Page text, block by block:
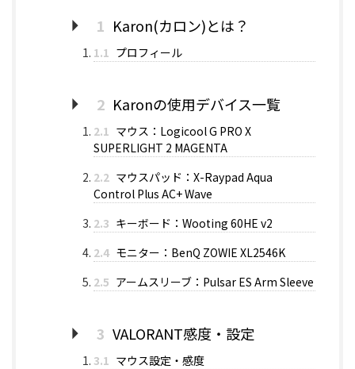
1 Karon(カロン)とは？
1.1 プロフィール
2 Karonの使用デバイス一覧
2.1 マウス：Logicool G PRO X
SUPERLIGHT 2 MAGENTA
2.2 マウスパッド：X-Raypad Aqua
Control Plus AC+ Wave
2.3 キーボード：Wooting 60HE v2
2.4 モニター：BenQ ZOWIE XL2546K
2.5 アームスリーブ：Pulsar ES Arm Sleeve
3 VALORANT感度・設定
3.1 マウス設定・感度